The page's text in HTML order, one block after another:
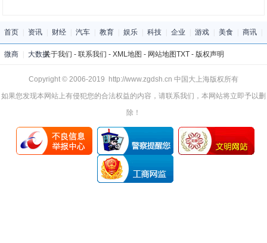
首页 资讯 财经 汽车 教育 娱乐 科技 企业 游戏 美食 商讯
微商 大数据关于我们 - 联系我们 - XML地图 - 网站地图TXT- 版权声明
Copyright © 2006-2019 http://www.zgdsh.cn 中国大上海版权所有
如果您发现本网站上有侵犯您的合法权益的内容，请联系我们，本网站将立即予以删
除！